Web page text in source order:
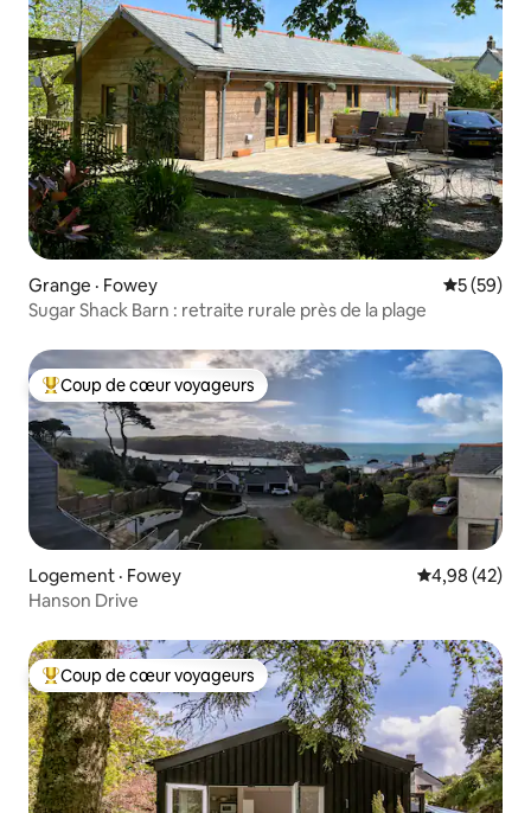
Grange · Fowey Note
5 (59)
Sugar Shack Barn : retraite rurale près de la plage
Coup de cœur voyageurs parmi les plus aimés
Coup de cœur voyageurs
Logement · Fowey Note
4,98 (42)
Hanson Drive
Coup de cœur voyageurs parmi les plus aimés
Coup de cœur voyageurs